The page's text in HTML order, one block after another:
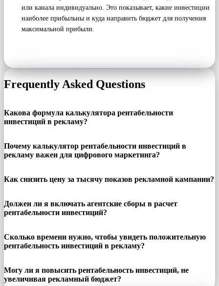
или канала индивидуально. Это показывает, какие инвестиции
наиболее прибыльны и куда направить бюджет для получения
максимальной прибыли.
Frequently Asked Questions
Какова формула калькулятора рентабельности
инвестиций в рекламу?
Почему калькулятор рентабельности инвестиций в
рекламу важен для цифрового маркетинга?
Как снизить цену за тысячу показов рекламной кампании?
Должен ли я включать агентские сборы в расчет
рентабельности инвестиций?
Сколько времени нужно, чтобы увидеть положительную
рентабельность инвестиций в рекламу?
Могу ли я повысить рентабельность инвестиций, не
увеличивая рекламный бюджет?